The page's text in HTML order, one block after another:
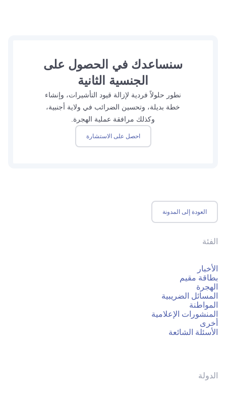
سنساعدك في الحصول على
الجنسية الثانية
نطور حلولاً فردية لإزالة قيود التأشيرات، وإنشاء
خطة بديلة، وتحسين الضرائب في ولاية أجنبية،
وكذلك مرافقة عملية الهجرة.
احصل على الاستشارة
العودة إلى المدونة
الفئة
الأخبار
بطاقة مقيم
الهجرة
المسائل الضريبية
المواطنة
المنشورات الإعلامية
أخرى
الأسئلة الشائعة
الدولة